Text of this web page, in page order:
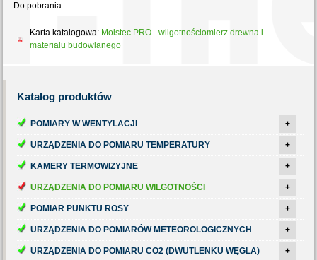
Do pobrania:
Karta katalogowa: Moistec PRO - wilgotnościomierz drewna i
materiału budowlanego
Katalog produktów
POMIARY W WENTYLACJI +
URZĄDZENIA DO POMIARU TEMPERATURY +
KAMERY TERMOWIZYJNE +
URZĄDZENIA DO POMIARU WILGOTNOŚCI +
POMIAR PUNKTU ROSY +
URZĄDZENIA DO POMIARÓW METEOROLOGICZNYCH +
URZĄDZENIA DO POMIARU CO2 (DWUTLENKU WĘGLA) +